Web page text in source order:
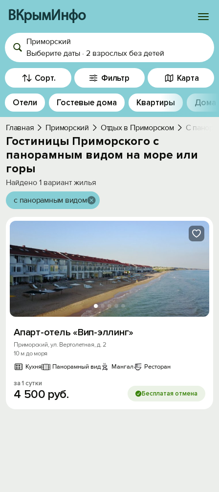
ВКрымИнфо
Войти
Избранное
История просмотра
Добавить свой объект
Приморский
Выберите даты · 2 взрослых без детей
Сорт. Фильтр Карта
Отели Гостевые дома Квартиры Дома
Главная Приморский Отдых в Приморском С
Гостиницы Приморского с
панорамным видом на море или
горы
Найдено 1 вариант жилья
с панорамным видом
Апарт-отель «Вип-эллинг»
Приморский, ул. Вертолетная, д. 2
10 м до моря
Кухня
Панорамный вид Мангал Ресторан
за 1 сутки
4 500 руб. Бесплатая отмена